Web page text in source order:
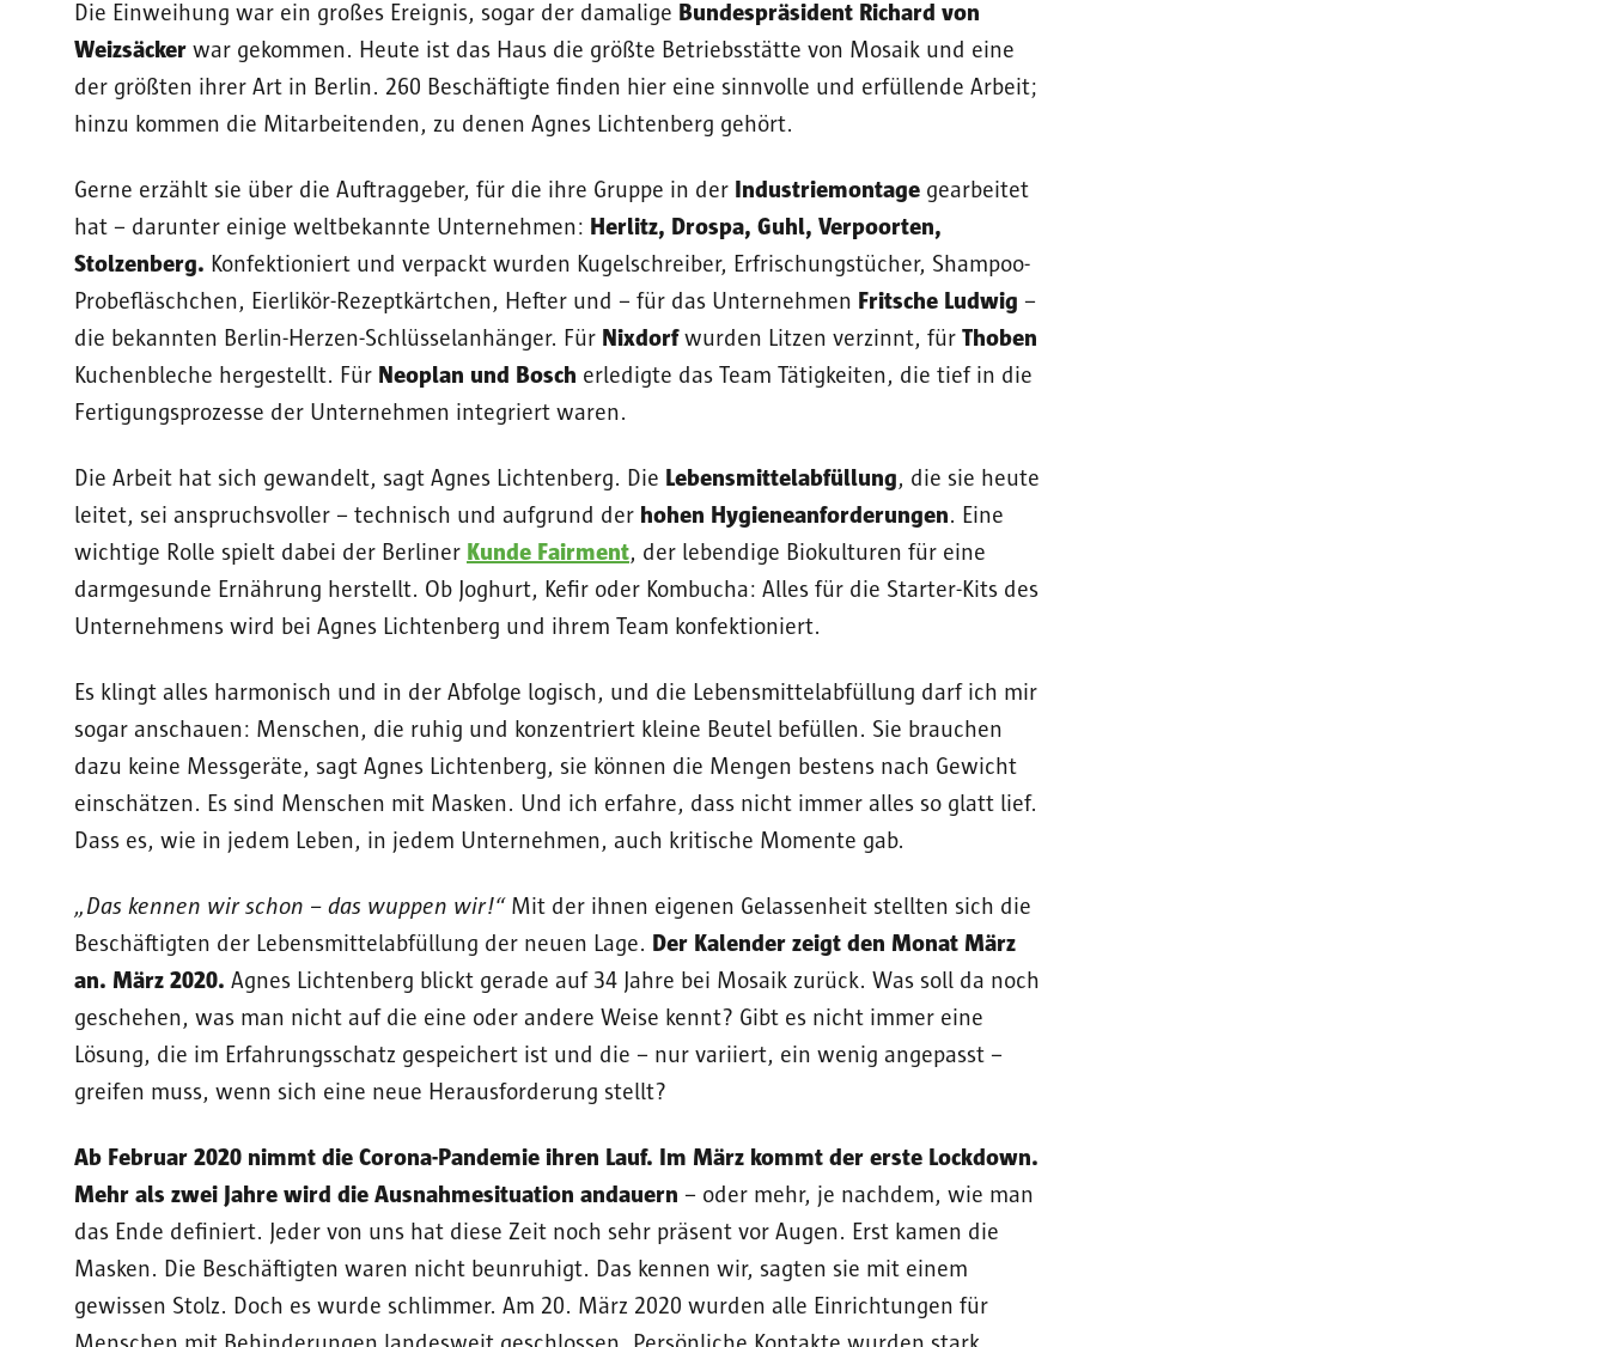
Die Einweihung war ein großes Ereignis, sogar der damalige Bundespräsident Richard von
Weizsäcker war gekommen. Heute ist das Haus die größte Betriebsstätte von Mosaik und eine
der größten ihrer Art in Berlin. 260 Beschäftigte finden hier eine sinnvolle und erfüllende Arbeit;
hinzu kommen die Mitarbeitenden, zu denen Agnes Lichtenberg gehört.
Gerne erzählt sie über die Auftraggeber, für die ihre Gruppe in der Industriemontage gearbeitet
hat – darunter einige weltbekannte Unternehmen: Herlitz, Drospa, Guhl, Verpoorten,
Stolzenberg. Konfektioniert und verpackt wurden Kugelschreiber, Erfrischungstücher, Shampoo-
Probefläschchen, Eierlikör-Rezeptkärtchen, Hefter und – für das Unternehmen Fritsche Ludwig –
die bekannten Berlin-Herzen-Schlüsselanhänger. Für Nixdorf wurden Litzen verzinnt, für Thoben
Kuchenbleche hergestellt. Für Neoplan und Bosch erledigte das Team Tätigkeiten, die tief in die
Fertigungsprozesse der Unternehmen integriert waren.
Die Arbeit hat sich gewandelt, sagt Agnes Lichtenberg. Die Lebensmittelabfüllung, die sie heute
leitet, sei anspruchsvoller – technisch und aufgrund der hohen Hygieneanforderungen. Eine
wichtige Rolle spielt dabei der Berliner Kunde Fairment, der lebendige Biokulturen für eine
darmgesunde Ernährung herstellt. Ob Joghurt, Kefir oder Kombucha: Alles für die Starter-Kits des
Unternehmens wird bei Agnes Lichtenberg und ihrem Team konfektioniert.
Es klingt alles harmonisch und in der Abfolge logisch, und die Lebensmittelabfüllung darf ich mir
sogar anschauen: Menschen, die ruhig und konzentriert kleine Beutel befüllen. Sie brauchen
dazu keine Messgeräte, sagt Agnes Lichtenberg, sie können die Mengen bestens nach Gewicht
einschätzen. Es sind Menschen mit Masken. Und ich erfahre, dass nicht immer alles so glatt lief.
Dass es, wie in jedem Leben, in jedem Unternehmen, auch kritische Momente gab.
„Das kennen wir schon – das wuppen wir!“ Mit der ihnen eigenen Gelassenheit stellten sich die
Beschäftigten der Lebensmittelabfüllung der neuen Lage. Der Kalender zeigt den Monat März
an. März 2020. Agnes Lichtenberg blickt gerade auf 34 Jahre bei Mosaik zurück. Was soll da noch
geschehen, was man nicht auf die eine oder andere Weise kennt? Gibt es nicht immer eine
Lösung, die im Erfahrungsschatz gespeichert ist und die – nur variiert, ein wenig angepasst –
greifen muss, wenn sich eine neue Herausforderung stellt?
Ab Februar 2020 nimmt die Corona-Pandemie ihren Lauf. Im März kommt der erste Lockdown.
Mehr als zwei Jahre wird die Ausnahmesituation andauern – oder mehr, je nachdem, wie man
das Ende definiert. Jeder von uns hat diese Zeit noch sehr präsent vor Augen. Erst kamen die
Masken. Die Beschäftigten waren nicht beunruhigt. Das kennen wir, sagten sie mit einem
gewissen Stolz. Doch es wurde schlimmer. Am 20. März 2020 wurden alle Einrichtungen für